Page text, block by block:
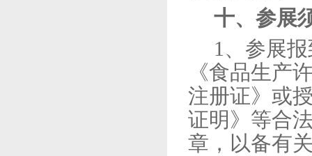
十、参展
1、 参展
《食品生产
注册证》或
证明》等合
章，以备有